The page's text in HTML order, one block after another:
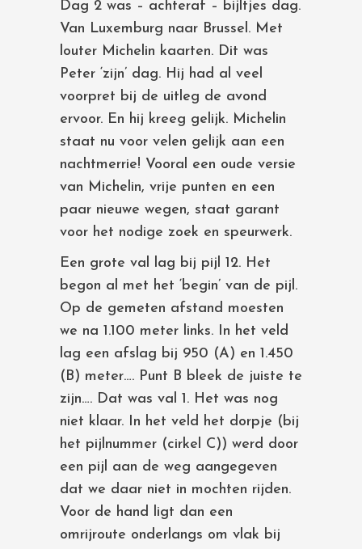
Dag 2 was – achteraf – bijltjes dag.
Van Luxemburg naar Brussel. Met
louter Michelin kaarten. Dit was
Peter ‘zijn’ dag. Hij had al veel
voorpret bij de uitleg de avond
ervoor. En hij kreeg gelijk. Michelin
staat nu voor velen gelijk aan een
nachtmerrie! Vooral een oude versie
van Michelin, vrije punten en een
paar nieuwe wegen, staat garant
voor het nodige zoek en speurwerk.
Een grote val lag bij pijl 12. Het
begon al met het ‘begin’ van de pijl.
Op de gemeten afstand moesten
we na 1.100 meter links. In het veld
lag een afslag bij 950 (A) en 1.450
(B) meter…. Punt B bleek de juiste te
zijn…. Dat was val 1. Het was nog
niet klaar. In het veld het dorpje (bij
het pijlnummer (cirkel C)) werd door
een pijl aan de weg aangegeven
dat we daar niet in mochten rijden.
Voor de hand ligt dan een
omrijroute onderlangs om vlak bij